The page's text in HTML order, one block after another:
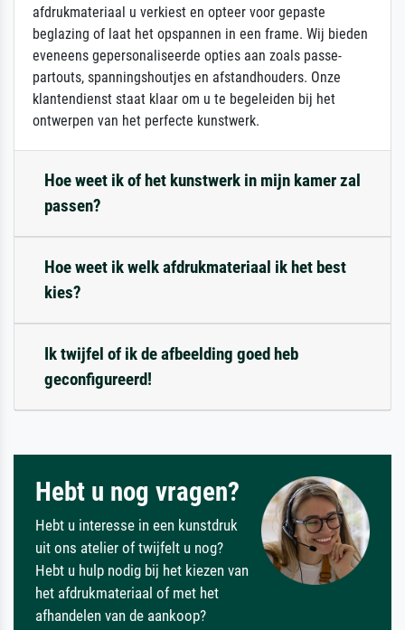
afdrukmateriaal u verkiest en opteer voor gepaste
beglazing of laat het opspannen in een frame. Wij bieden
eveneens gepersonaliseerde opties aan zoals passe-
partouts, spanningshoutjes en afstandhouders. Onze
klantendienst staat klaar om u te begeleiden bij het
ontwerpen van het perfecte kunstwerk.
Hoe weet ik of het kunstwerk in mijn kamer zal
passen?
Hoe weet ik welk afdrukmateriaal ik het best
kies?
Ik twijfel of ik de afbeelding goed heb
geconfigureerd!
Hebt u nog vragen?
Hebt u interesse in een kunstdruk
uit ons atelier of twijfelt u nog?
Hebt u hulp nodig bij het kiezen van
het afdrukmateriaal of met het
afhandelen van de aankoop?